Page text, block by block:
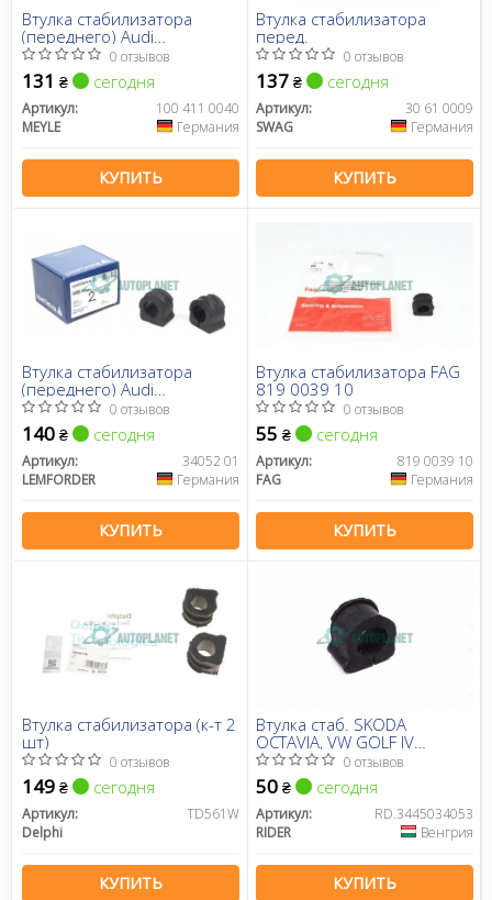
Втулка стабилизатора
(переднего) Audi
A3/TT/Skoda
Octavia/Bora/VW Golf
(d=21mm)
0 отзывов
131 ₴ сегодня
Артикул:
100 411 0040
MEYLE
Германия
КУПИТЬ
Втулка стабилизатора
перед.
0 отзывов
137 ₴ сегодня
Артикул:
30 61 0009
SWAG
Германия
КУПИТЬ
Втулка стабилизатора
(переднего) Audi
A3/TT/Skoda
Octavia/Bora/VW Golf
(d=23mm)
0 отзывов
140 ₴ сегодня
Артикул:
34052 01
LEMFORDER
Германия
КУПИТЬ
Втулка стабилизатора FAG
819 0039 10
0 отзывов
55 ₴ сегодня
Артикул:
819 0039 10
FAG
Германия
КУПИТЬ
Втулка стабилизатора (к-т 2
шт)
0 отзывов
149 ₴ сегодня
Артикул:
TD561W
Delphi
КУПИТЬ
Втулка стаб. SKODA
OCTAVIA, VW GOLF IV
передн. ось (RIDER)
0 отзывов
50 ₴ сегодня
Артикул:
RD.3445034053
RIDER
Венгрия
КУПИТЬ